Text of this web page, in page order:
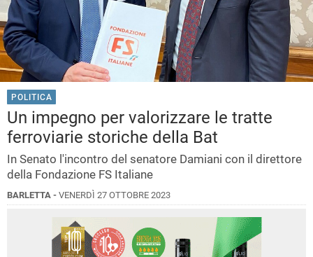
POLITICA
Un impegno per valorizzare le tratte
ferroviarie storiche della Bat
In Senato l'incontro del senatore Damiani con il direttore
della Fondazione FS Italiane
BARLETTA - VENERDÌ 27 OTTOBRE 2023